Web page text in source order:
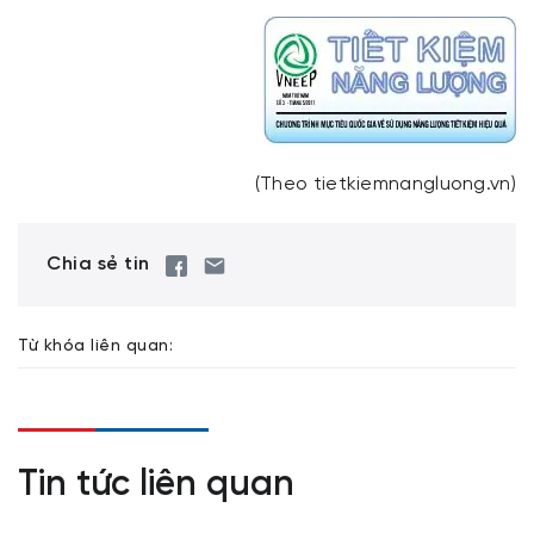
(Theo tietkiemnangluong.vn)
Chia sẻ tin
Từ khóa liên quan:
Tin tức liên quan